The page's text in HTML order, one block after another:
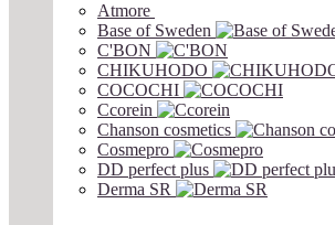
Atmore
Base of Sweden
C'BON
CHIKUHODO
COCOCHI
Ccorein
Chanson cosmetics
Cosmepro
DD perfect plus
Derma SR